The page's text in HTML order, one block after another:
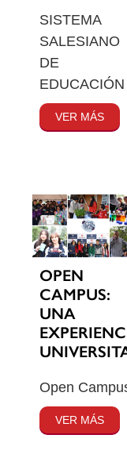
SISTEMA
SALESIANO
DE
EDUCACIÓN
VER MÁS
OPEN
CAMPUS:
UNA
Open
VER MÁS